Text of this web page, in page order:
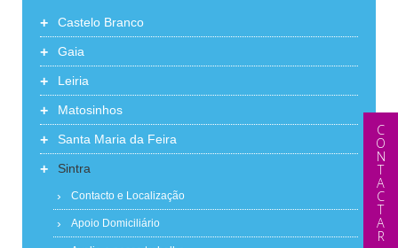
+ Castelo Branco
+ Gaia
+ Leiria
+ Matosinhos
+ Santa Maria da Feira
+ Sintra
Contacto e Localização
Apoio Domiciliário CONTACTAR